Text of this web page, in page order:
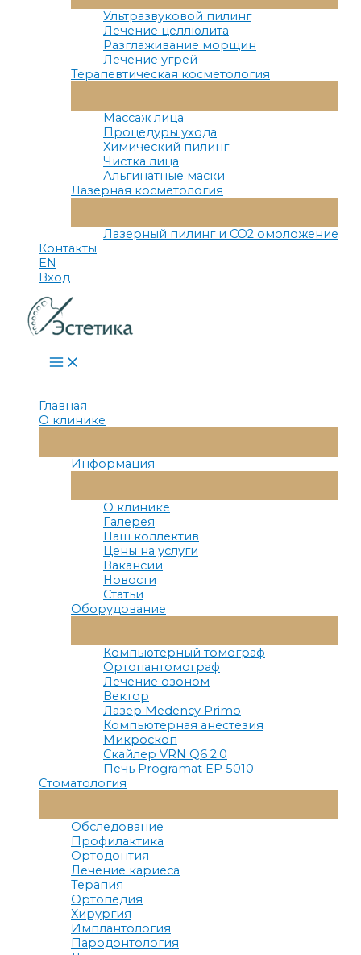
Меню
Ультразвуковой пилинг
Лечение целлюлита
Разглаживание морщин
Лечение угрей
Терапевтическая косметология
Меню
Массаж лица
Процедуры ухода
Химический пилинг
Чистка лица
Альгинатные маски
Лазерная косметология
Меню
Лазерный пилинг и СО2 омоложение
Контакты
EN
Вход
Main
Menu
Главная
О клинике
Меню
Информация
Меню
О клинике
Галерея
Наш коллектив
Цены на услуги
Вакансии
Новости
Статьи
Оборудование
Меню
Компьютерный томограф
Ортопантомограф
Лечение озоном
Вектор
Лазер Medency Primo
Компьютерная анестезия
Микроскоп
Скайлер VRN Q6 2.0
Печь Programat EP 5010
Стоматология
Меню
Обследование
Профилактика
Ортодонтия
Лечение кариеса
Терапия
Ортопедия
Хирургия
Имплантология
Пародонтология